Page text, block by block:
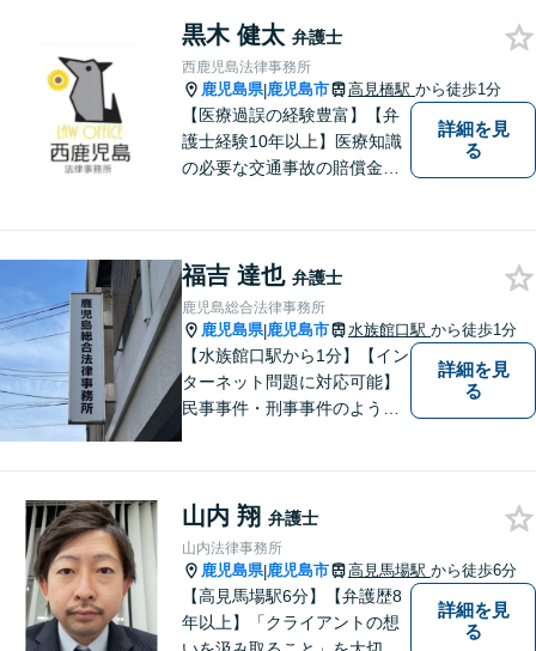
て、確かな経験にもとづき、
幅広い分野の法的トラブルへ
の対応が可能です。
黒木 健太 弁護士
西鹿児島法律事務所
鹿児島県|鹿児島市 高見橋駅 から徒歩1分
【医療過誤の経験豊富】【弁
護士経験10年以上】医療知識
の必要な交通事故の賠償金請
さい。依頼者様との信頼関係
を大切に解決へ向けて尽力い
たします。【休日・夜間対応
可】
詳細を見
る
福吉 達也 弁護士
鹿児島総合法律事務所
鹿児島県|鹿児島市 水族館口駅 から徒歩1分
【水族館口駅から1分】【イン
ターネット問題に対応可能】
民事事件・刑事事件のような
合わせも受け付けておりま
す。お気軽にご相談くださ
い。
詳細を見
る
山内 翔 弁護士
山内法律事務所
鹿児島県|鹿児島市 高見馬場駅 から徒歩6分
【高見馬場駅6分】【弁護歴8
年以上】「クライアントの想
詳細を見
る